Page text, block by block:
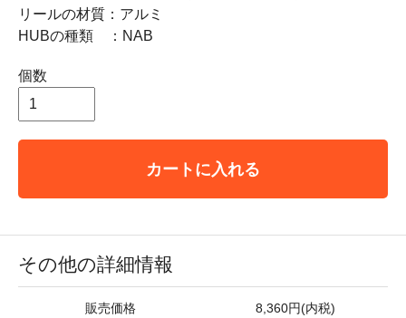
リールの材質：アルミ
HUBの種類 ：NAB
個数
カートに入れる
その他の詳細情報
販売価格 8,360円(内税)